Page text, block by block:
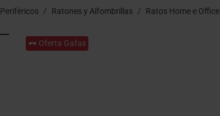
Periféricos Ratones y Alfombrillas Ratos Home e Office
🕶️ Oferta Gafas